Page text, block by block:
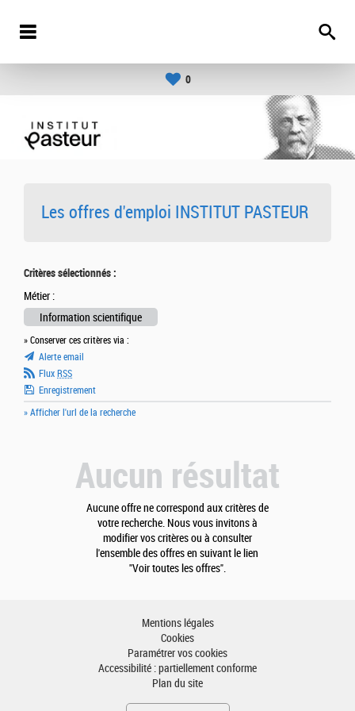
0
Les offres d'emploi INSTITUT PASTEUR
Critères sélectionnés :
Métier :
Information scientifique
» Conserver ces critères via :
Alerte email
Flux RSS
Enregistrement
» Afficher l'url de la recherche
Aucun résultat
Aucune offre ne correspond aux critères de
votre recherche. Nous vous invitons à
modifier vos critères ou à consulter
l'ensemble des offres en suivant le lien
"Voir toutes les offres".
Mentions légales
Cookies
Paramétrer vos cookies
Accessibilité : partiellement conforme
Plan du site